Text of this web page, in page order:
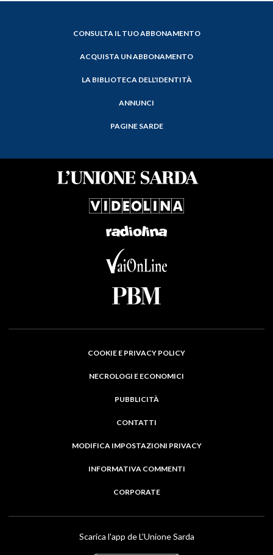
CONSULTA IL TUO ABBONAMENTO
ACQUISTA UN ABBONAMENTO
LA BIBLIOTECA DELL'IDENTITÀ
ANNUNCI
PAGINE SARDE
COOKIE E PRIVACY POLICY
NECROLOGI E ECONOMICI
PUBBLICITÀ
CONTATTI
MODIFICA IMPOSTAZIONI PRIVACY
INFORMATIVA COMMENTI
CORPORATE
Scarica l'app de L'Unione Sarda